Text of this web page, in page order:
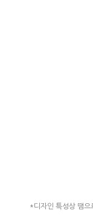
*디자인 특성상 땜으